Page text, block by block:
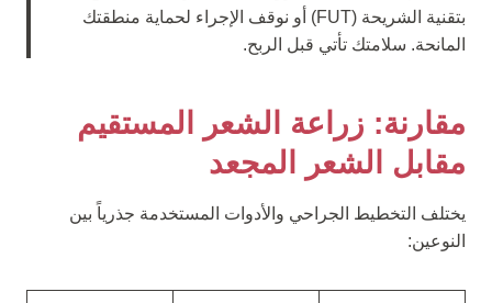
بتقنية الشريحة (FUT) أو نوقف الإجراء لحماية منطقتك
المانحة. سلامتك تأتي قبل الربح.
مقارنة: زراعة الشعر المستقيم
مقابل الشعر المجعد
يختلف التخطيط الجراحي والأدوات المستخدمة جذرياً بين
النوعين: